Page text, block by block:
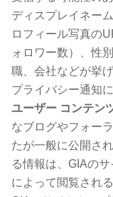
ディスプレイネー
ロフィール写真の
ォロワー数）、性
職、会社などが挙
プライバシー通知
ユーザー コンテン
なブログやフォー
たが一般に公開さ
る情報は、GIAの
によって閲覧され